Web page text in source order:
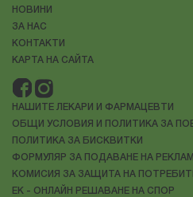
НОВИНИ
ЗА НАС
КОНТАКТИ
КАРТА НА САЙТА
НАШИТЕ ЛЕКАРИ И ФАРМАЦЕВТИ
ОБЩИ УСЛОВИЯ И ПОЛИТИКА ЗА
ПОЛИТИКА ЗА БИСКВИТКИ
ФОРМУЛЯР ЗА ПОДАВАНЕ НА
КОМИСИЯ ЗА ЗАЩИТА НА
ЕК - ОНЛАЙН РЕШАВАНЕ НА СПОР